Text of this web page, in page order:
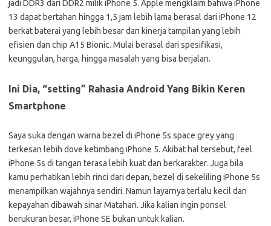
jadi DDR3 dari DDR2 milik iPhone 5. Apple mengklaim bahwa iPhone
13 dapat bertahan hingga 1,5 jam lebih lama berasal dari iPhone 12
berkat baterai yang lebih besar dan kinerja tampilan yang lebih
efisien dan chip A15 Bionic. Mulai berasal dari spesifikasi,
keunggulan, harga, hingga masalah yang bisa berjalan.
Ini Dia, “setting” Rahasia Android Yang Bikin Keren
Smartphone
Saya suka dengan warna bezel di iPhone 5s space grey yang
terkesan lebih dove ketimbang iPhone 5. Akibat hal tersebut, feel
iPhone 5s di tangan terasa lebih kuat dan berkarakter. Juga bila
kamu perhatikan lebih rinci dari depan, bezel di sekeliling iPhone 5s
menampilkan wajahnya sendiri. Namun layarnya terlalu kecil dan
kepayahan dibawah sinar Matahari. Jika kalian ingin ponsel
berukuran besar, iPhone SE bukan untuk kalian.